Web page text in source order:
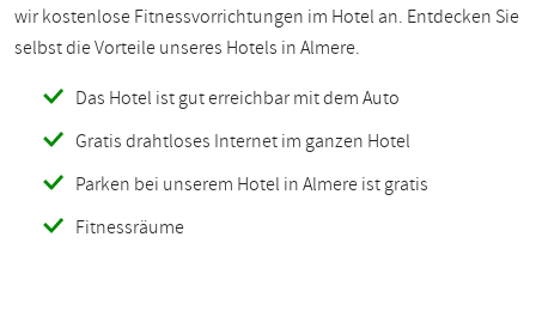
wir kostenlose Fitnessvorrichtungen im Hotel an. Entdecken Sie
selbst die Vorteile unseres Hotels in Almere.
Das Hotel ist gut erreichbar mit dem Auto
Gratis drahtloses Internet im ganzen Hotel
Parken bei unserem Hotel in Almere ist gratis
Fitnessräume